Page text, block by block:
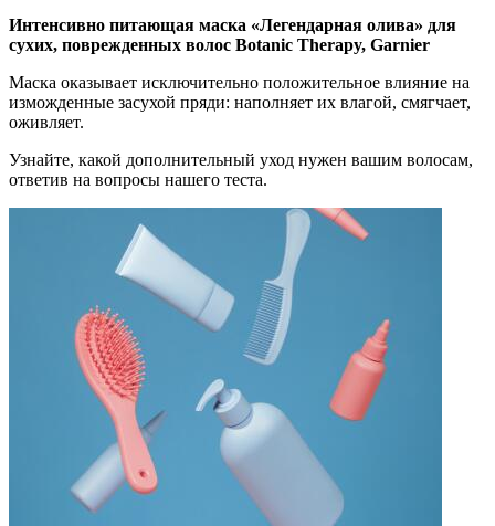
Интенсивно питающая маска «Легендарная олива» для
сухих, поврежденных волос Botanic Therapy, Garnier
Маска оказывает исключительно положительное влияние на
изможденные засухой пряди: наполняет их влагой, смягчает,
оживляет.
Узнайте, какой дополнительный уход нужен вашим волосам,
ответив на вопросы нашего теста.